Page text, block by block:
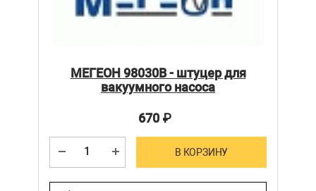
МЕГЕОН 98030В - штуцер для
вакуумного насоса
670₽
В КОРЗИНУ